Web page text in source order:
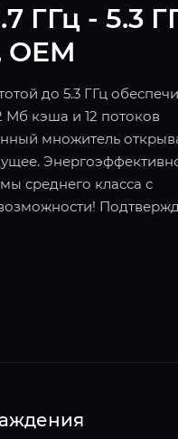
ГГц - 5.3
до 5.3 ГГц
Мб кэша и 12 потоков
множитель
среднего класса с